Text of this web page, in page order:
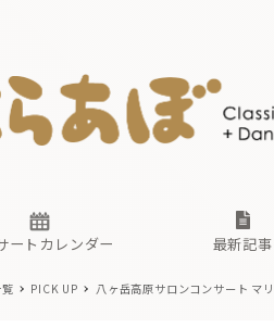
ートカレンダー 最新記事
PICK UP 八ヶ岳高原サロンコンサート マ